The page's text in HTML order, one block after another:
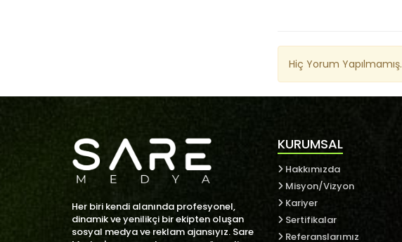
Hiç Yorum Yapılmamış.
Her biri kendi alanında profesyonel,
dinamik ve yenilikçi bir ekipten oluşan
sosyal medya ve reklam ajansıyız. Sare
KURUMSAL
Hakkımızda
Misyon/Vizyon
Kariyer
Sertifikalar
Referanslarımız